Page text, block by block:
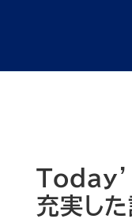
充実し